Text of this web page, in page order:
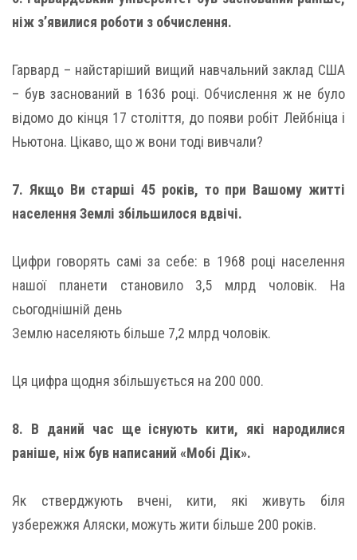
ніж з’явилися роботи з обчислення.
Гарвард – найстаріший вищий навчальний заклад США
– був заснований в 1636 році. Обчислення ж не було
відомо до кінця 17 століття, до появи робіт Лейбніца і
Ньютона. Цікаво, що ж вони тоді вивчали?
7. Якщо Ви старші 45 років, то при Вашому житті
населення Землі збільшилося вдвічі.
Цифри говорять самі за себе: в 1968 році населення
нашої планети становило 3,5 млрд чоловік. На
сьогоднішній день
Землю населяють більше 7,2 млрд чоловік.
Ця цифра щодня збільшується на 200 000.
8. В даний час ще існують кити, які народилися
раніше, ніж був написаний «Мобі Дік».
Як стверджують вчені, кити, які живуть біля
узбережжя Аляски, можуть жити більше 200 років.